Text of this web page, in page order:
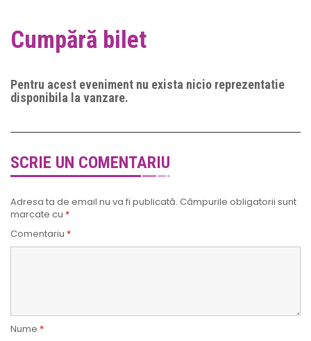
Cumpără bilet
Pentru acest eveniment nu exista nicio reprezentatie
disponibila la vanzare.
SCRIE UN COMENTARIU
Adresa ta de email nu va fi publicată. Câmpurile obligatorii sunt
marcate cu *
Comentariu *
Nume *